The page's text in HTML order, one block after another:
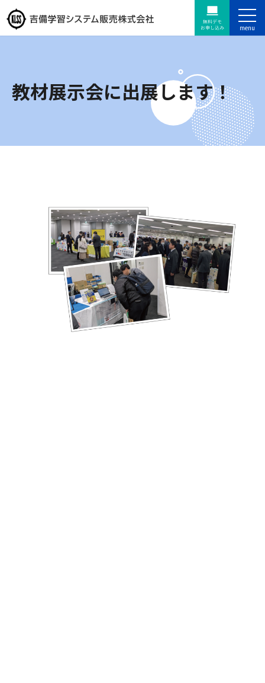
教材展示会に出展します！